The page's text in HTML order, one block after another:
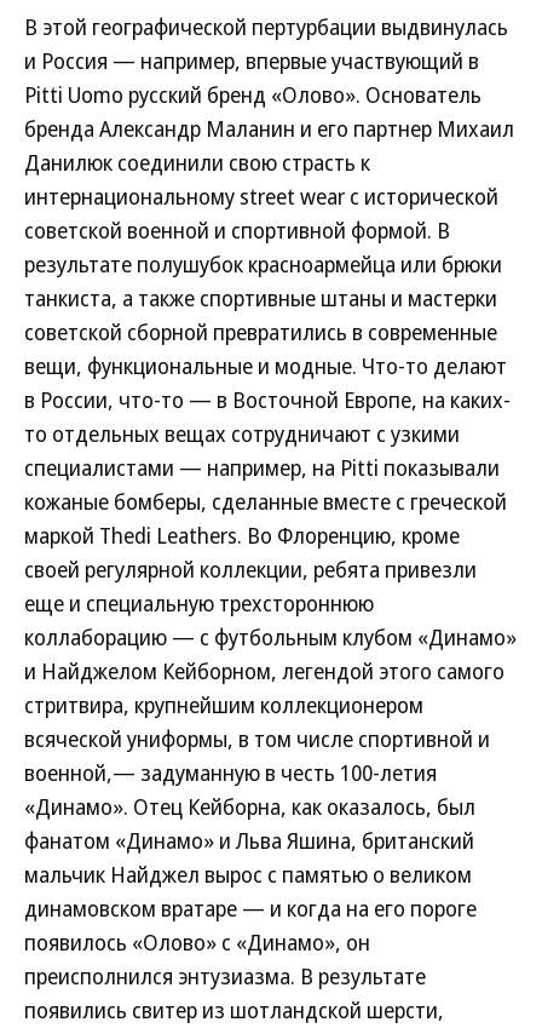
В этой географической пертурбации выдвинулась
и Россия — например, впервые участвующий в
Pitti Uomo русский бренд «Олово». Основатель
бренда Александр Маланин и его партнер Михаил
Данилюк соединили свою страсть к
интернациональному street wear с исторической
советской военной и спортивной формой. В
результате полушубок красноармейца или брюки
танкиста, а также спортивные штаны и мастерки
советской сборной превратились в современные
вещи, функциональные и модные. Что-то делают
в России, что-то — в Восточной Европе, на каких-
то отдельных вещах сотрудничают с узкими
специалистами — например, на Pitti показывали
кожаные бомберы, сделанные вместе с греческой
маркой Thedi Leathers. Во Флоренцию, кроме
своей регулярной коллекции, ребята привезли
еще и специальную трехстороннюю
коллаборацию — с футбольным клубом «Динамо»
и Найджелом Кейборном, легендой этого самого
стритвира, крупнейшим коллекционером
всяческой униформы, в том числе спортивной и
военной,— задуманную в честь 100-летия
«Динамо». Отец Кейборна, как оказалось, был
фанатом «Динамо» и Льва Яшина, британский
мальчик Найджел вырос с памятью о великом
динамовском вратаре — и когда на его пороге
появилось «Олово» с «Динамо», он
преисполнился энтузиазма. В результате
появились свитер из шотландской шерсти,